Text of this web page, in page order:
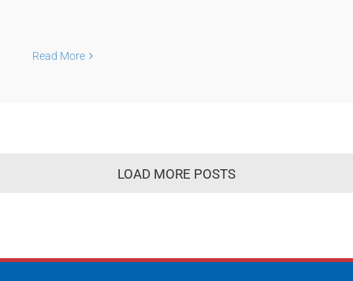
Read More
LOAD MORE POSTS